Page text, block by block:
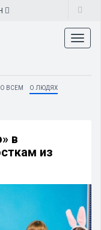
ВСЕМ
О ЛЮДЯХ
в
из